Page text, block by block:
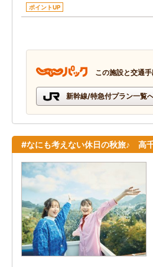
ポイントUP
この施設と交通
新幹線/特急付プラン一覧
#なにも考えない休日の秋旅♪ 高